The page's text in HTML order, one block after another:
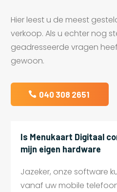
Hier leest u de meest
verkoop. Als u echter nog
geadresseerde vragen
gewoon.
040 308 2651
Is Menukaart Digitaal
mijn eigen hardware
Jazeker, onze software
vanaf uw mobile